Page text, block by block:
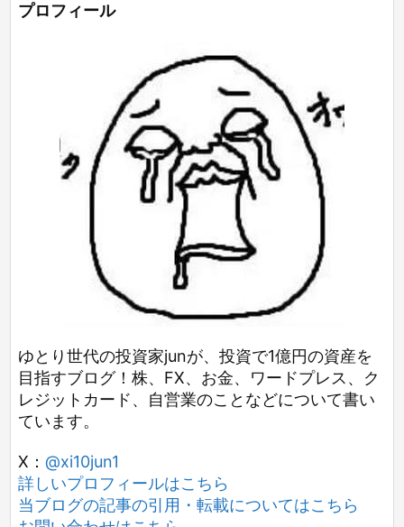
プロフィール
ゆとり世代の投資家junが、投資で1億円の資産を
目指すブログ！株、FX、お金、ワードプレス、ク
レジットカード、自営業のことなどについて書い
ています。
X： @xi10jun1
詳しいプロフィールはこちら
当ブログの記事の引用・転載についてはこちら